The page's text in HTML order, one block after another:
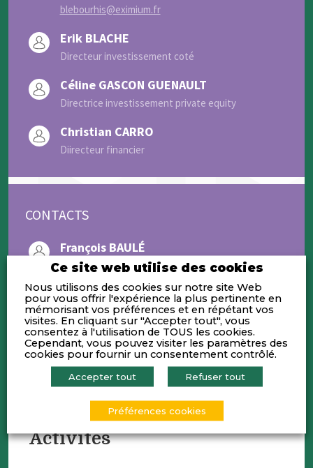
blebourhis@eximium.fr
Erik BLACHE
Directeur investissement coté
Céline GASCON GUENAULT
Directrice investissement private equity
Christian CARRO
Diirecteur financier
CONTACTS
François BAULÉ
Président
fbaule@eximium.fr
Laurent BAULÉ
Président du Conseil de Surveillance
lbaule@eximium.fr
Activités
Ce site web utilise des cookies
Nous utilisons des cookies sur notre site Web
pour vous offrir l'expérience la plus pertinente en
mémorisant vos préférences et en répétant vos
visites. En cliquant sur "Accepter tout", vous
consentez à l'utilisation de TOUS les cookies.
Cependant, vous pouvez visiter les paramètres des
cookies pour fournir un consentement contrôlé.
Accepter tout Refuser tout
Préférences cookies